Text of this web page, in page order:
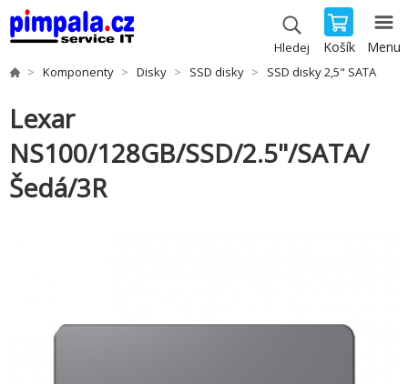
Hledej Košík Menu
Komponenty Disky SSD disky SSD disky 2,5" SATA
Lexar
NS100/128GB/SSD/2.5"/SATA/
Šedá/3R